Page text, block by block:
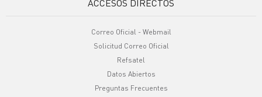
ACCESOS DIRECTOS
Correo Oficial - Webmail
Solicitud Correo Oficial
Refsatel
Datos Abiertos
Preguntas Frecuentes